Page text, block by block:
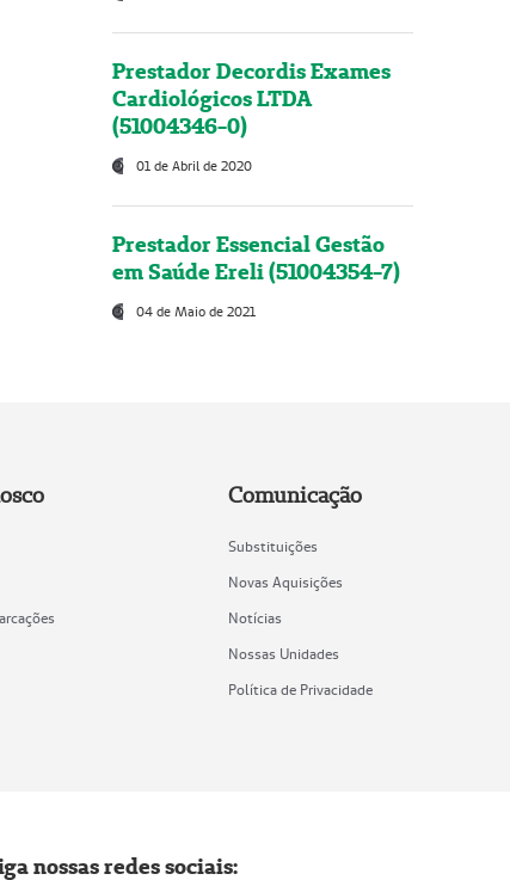
Prestador Decordis Exames
Cardiológicos LTDA
(51004346-0)
01 de Abril de 2020
Prestador Essencial Gestão
em Saúde Ereli (51004354-7)
04 de Maio de 2021
Comunicação
Substituições
Novas Aquisições
Notícias
Nossas Unidades
Política de Privacidade
nossas redes sociais: